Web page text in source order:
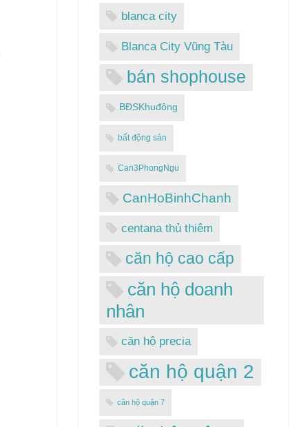
blanca city
Blanca City Vũng Tàu
bán shophouse
BĐSKhuđông
bất động sản
Can3PhongNgu
CanHoBinhChanh
centana thủ thiêm
căn hộ cao cấp
căn hộ doanh
nhân
căn hộ precia
căn hộ quận 2
căn hộ quận 7